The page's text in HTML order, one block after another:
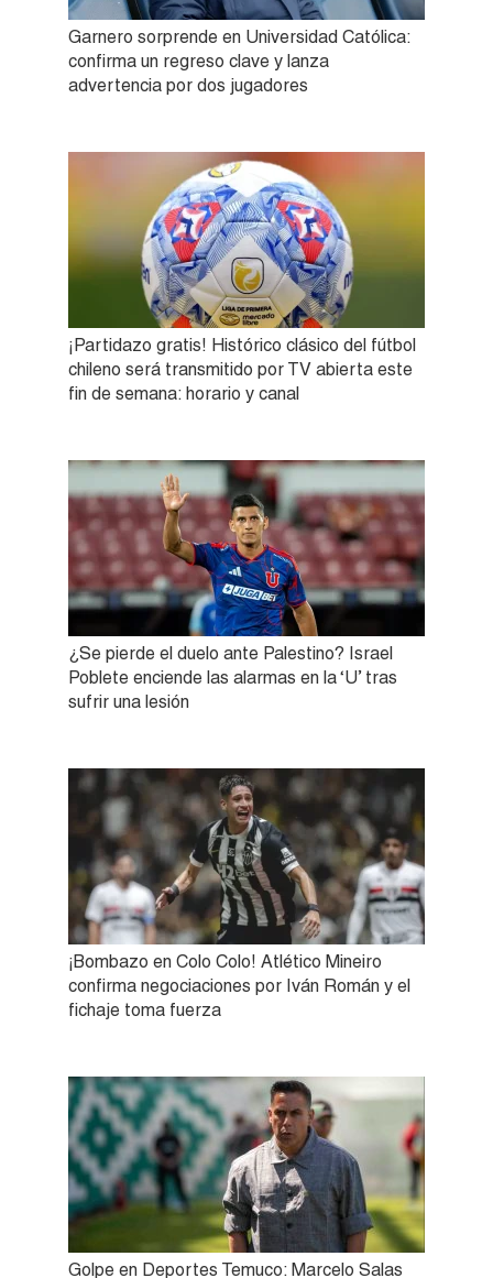
Garnero sorprende en Universidad Católica:
confirma un regreso clave y lanza
advertencia por dos jugadores
¡Partidazo gratis! Histórico clásico del fútbol
chileno será transmitido por TV abierta este
fin de semana: horario y canal
¿Se pierde el duelo ante Palestino? Israel
Poblete enciende las alarmas en la ‘U’ tras
sufrir una lesión
¡Bombazo en Colo Colo! Atlético Mineiro
confirma negociaciones por Iván Román y el
fichaje toma fuerza
Golpe en Deportes Temuco: Marcelo Salas